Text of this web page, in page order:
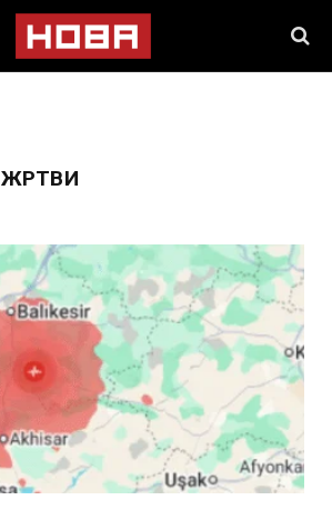
ЖРТВИ